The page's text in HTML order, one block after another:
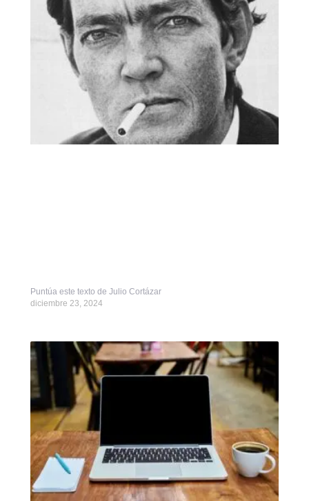
Puntúa este texto de Julio Cortázar
diciembre 23, 2024